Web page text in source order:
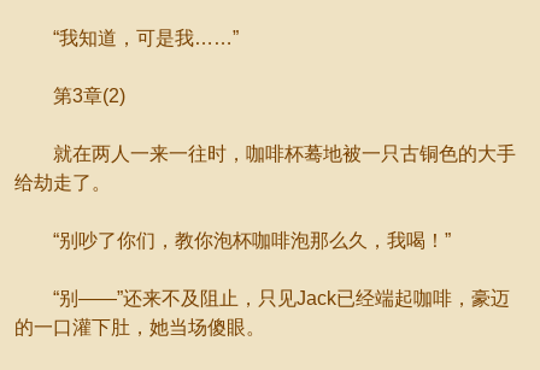
“我知道，可是我……”
第3章(2)
就在两人一来一往时，咖啡杯蓦地被一只古铜色的大手
给劫走了。
“别吵了你们，教你泡杯咖啡泡那么久，我喝！”
“别——”还来不及阻止，只见Jack已经端起咖啡，豪迈
的一口灌下肚，她当场傻眼。